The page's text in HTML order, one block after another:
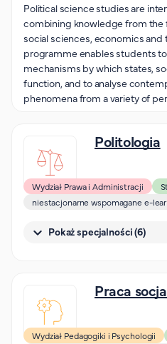
Political science studies are
combining knowledge from the
social sciences, economics
programme enables students
mechanisms by which states,
function, and to analyse
phenomena from a variety of
Politologia
Wydział Prawa i Administracji
niestacjonarne wspomagane e-
Pokaż specjalności (6)
Praca
Wydział Pedagogiki i Psychologii